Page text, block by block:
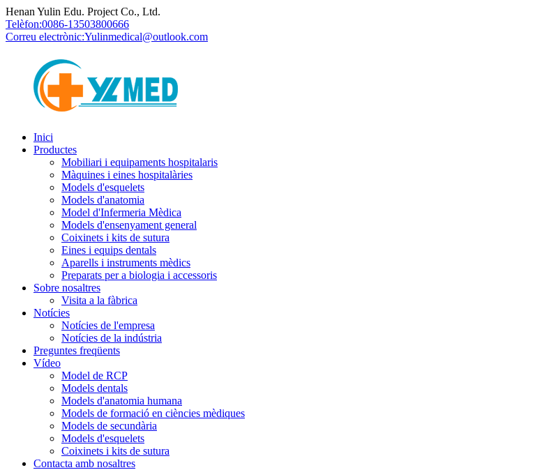
Henan Yulin Edu. Project Co., Ltd.
Telèfon:0086-13503800666
Correu electrònic:Yulinmedical@outlook.com
Inici
Productes
Mobiliari i equipaments hospitalaris
Màquines i eines hospitalàries
Models d'esquelets
Models d'anatomia
Model d'Infermeria Mèdica
Models d'ensenyament general
Coixinets i kits de sutura
Eines i equips dentals
Aparells i instruments mèdics
Preparats per a biologia i accessoris
Sobre nosaltres
Visita a la fàbrica
Notícies
Notícies de l'empresa
Notícies de la indústria
Preguntes freqüents
Vídeo
Model de RCP
Models dentals
Models d'anatomia humana
Models de formació en ciències mèdiques
Models de secundària
Models d'esquelets
Coixinets i kits de sutura
Contacta amb nosaltres